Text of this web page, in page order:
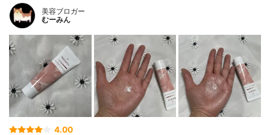
美容ブロガー
むーみん
4.00